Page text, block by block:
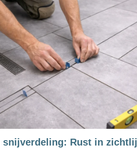
snijverdeling: Rust in